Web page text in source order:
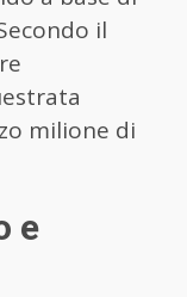
il
milione di
e